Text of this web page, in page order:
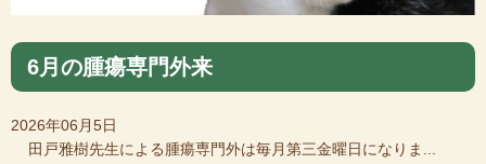
6月の腫瘍専門外来
2026年06月5日
田戸雅樹先生による腫瘍専門外は毎月第三金曜日になりま...